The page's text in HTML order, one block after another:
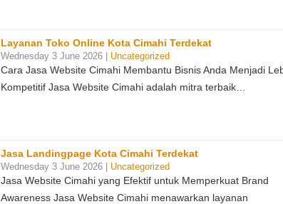
Layanan Toko Online Kota Cimahi Terdekat
Wednesday 3 June 2026 | Uncategorized
Cara Jasa Website Cimahi Membantu Bisnis Anda Menjadi
Kompetitif Jasa Website Cimahi adalah mitra terbaik…
Jasa Landingpage Kota Cimahi Terdekat
Wednesday 3 June 2026 | Uncategorized
Jasa Website Cimahi yang Efektif untuk Memperkuat Brand
Awareness Jasa Website Cimahi menawarkan layanan